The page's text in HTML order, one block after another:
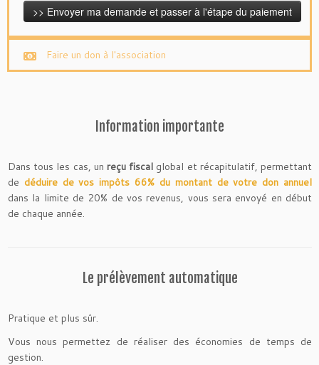
Faire un don à l'association
Information importante
Dans tous les cas, un reçu fiscal global et récapitulatif, permettant
de déduire de vos impôts 66% du montant de votre don annuel
dans la limite de 20% de vos revenus, vous sera envoyé en début
de chaque année.
Le prélèvement automatique
Pratique et plus sûr.
Vous nous permettez de réaliser des économies de temps de
gestion.